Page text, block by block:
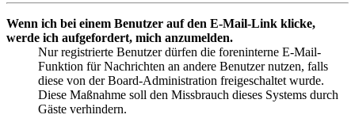
Wenn ich bei einem Benutzer auf den E-Mail-Link klicke,
werde ich aufgefordert, mich anzumelden.
Nur registrierte Benutzer dürfen die foreninterne E-Mail-
Funktion für Nachrichten an andere Benutzer nutzen, falls
diese von der Board-Administration freigeschaltet wurde.
Diese Maßnahme soll den Missbrauch dieses Systems durch
Gäste verhindern.